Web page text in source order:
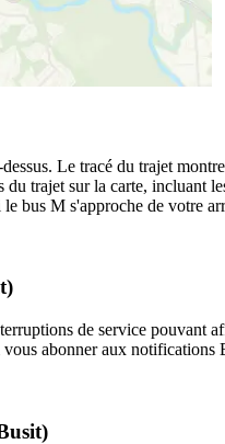
Le tracé du trajet
trajet sur la carte, incluant
bus M s'approche de votre
de service pouvant
vous abonner aux